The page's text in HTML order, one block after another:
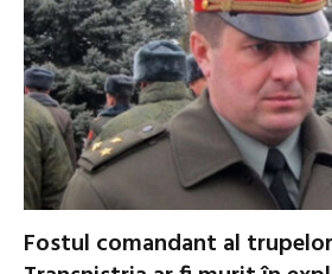
Fostul comandant al